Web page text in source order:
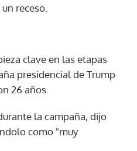
receso.
clave en las etapas
presidencial de Trump
26 años.
la campaña, dijo
como "muy